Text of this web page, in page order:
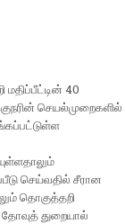
40
செயல்முறைகளில்
செய்வதில் சீரான
தொகுத்தறி
தோவுத் துறையால்